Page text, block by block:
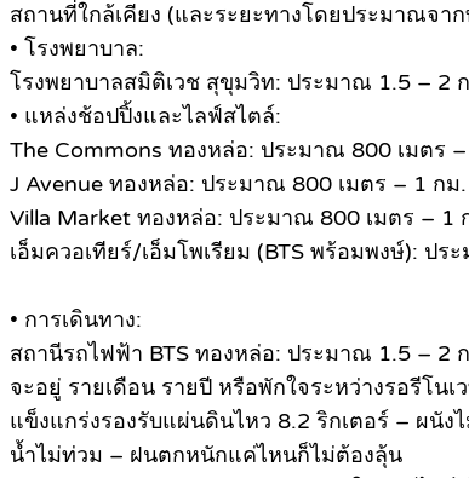
สถานที่ใกล้เคียง (และระยะทางโดยประมาณจา
• โรงพยาบาล:
โรงพยาบาลสมิติเวช สุขุมวิท: ประมาณ 1.5 – 2
• แหล่งช้อปปิ้งและไลฟ์สไตล์:
The Commons ทองหล่อ: ประมาณ 800 เมตร
J Avenue ทองหล่อ: ประมาณ 800 เมตร – 1 กม.
Villa Market ทองหล่อ: ประมาณ 800 เมตร – 1
เอ็มควอเทียร์/เอ็มโพเรียม (BTS พร้อมพงษ์): ปร
• การเดินทาง:
สถานีรถไฟฟ้า BTS ทองหล่อ: ประมาณ 1.5 – 2
จะอยู่ รายเดือน รายปี หรือพักใจระหว่างรอรีโน
แข็งแกร่งรองรับแผ่นดินไหว 8.2 ริกเตอร์ – ผนัง
น้ำไม่ท่วม – ฝนตกหนักแค่ไหนก็ไม่ต้องลุ้น